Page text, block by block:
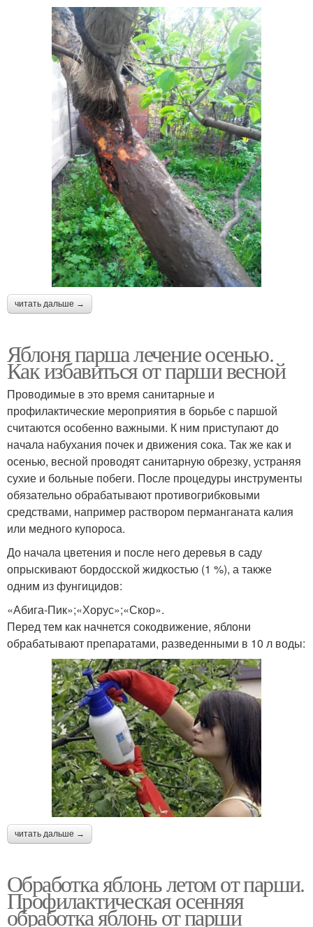
читать дальше →
Яблоня парша лечение осенью.
Как избавиться от парши весной
Проводимые в это время санитарные и
профилактические мероприятия в борьбе с паршой
считаются особенно важными. К ним приступают до
начала набухания почек и движения сока. Так же как и
осенью, весной проводят санитарную обрезку, устраняя
сухие и больные побеги. После процедуры инструменты
обязательно обрабатывают противогрибковыми
средствами, например раствором перманганата калия
или медного купороса.
До начала цветения и после него деревья в саду
опрыскивают бордосской жидкостью (1 %), а также
одним из фунгицидов:
«Абига-Пик»;«Хорус»;«Скор».
Перед тем как начнется сокодвижение, яблони
обрабатывают препаратами, разведенными в 10 л воды:
читать дальше →
Обработка яблонь летом от парши.
Профилактическая осенняя
обработка яблонь от парши